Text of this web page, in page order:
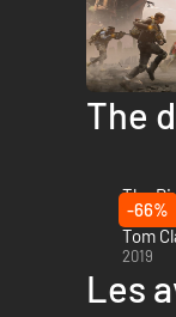
The
The
2026
-66%
2019
Les